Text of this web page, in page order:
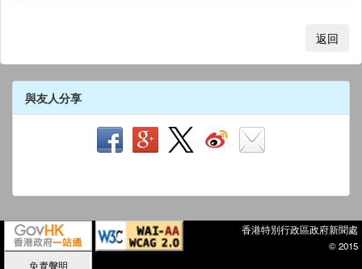
返回
與友人分享
香港特別行政區政府新聞處
© 2015